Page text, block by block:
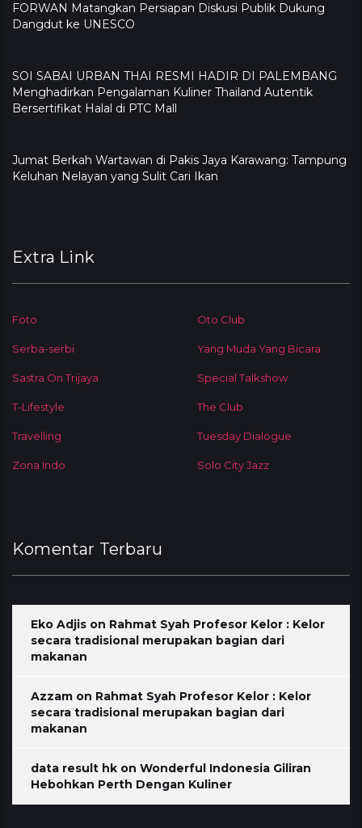
FORWAN Matangkan Persiapan Diskusi Publik Dukung
Dangdut ke UNESCO
SOI SABAI URBAN THAI RESMI HADIR DI PALEMBANG
Menghadirkan Pengalaman Kuliner Thailand Autentik
Bersertifikat Halal di PTC Mall
Jumat Berkah Wartawan di Pakis Jaya Karawang: Tampung
Keluhan Nelayan yang Sulit Cari Ikan
Extra Link
Foto Oto Club
Serba-serbi Yang Muda Yang Bicara
Sastra On Trijaya Special Talkshow
T-Lifestyle The Club
Travelling Tuesday Dialogue
Zona Indo Solo City Jazz
Komentar Terbaru
Eko Adjis on Rahmat Syah Profesor Kelor : Kelor
secara tradisional merupakan bagian dari
makanan
Azzam on Rahmat Syah Profesor Kelor : Kelor
secara tradisional merupakan bagian dari
makanan
data result hk on Wonderful Indonesia Giliran
Hebohkan Perth Dengan Kuliner